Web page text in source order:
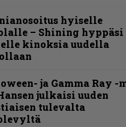
hyiselle
– Shining hyppäsi
kinoksia uudella
ja Gamma Ray -
julkaisi uuden
tulevalta